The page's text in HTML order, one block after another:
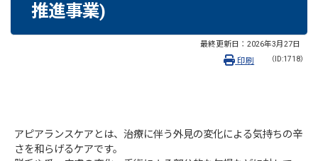
推進事業)
最終更新日： 2026年3月27日
（ID:1718）
印刷
アピアランスケアとは、治療に伴う外見の変化による気持ちの辛
さを和らげるケアです。